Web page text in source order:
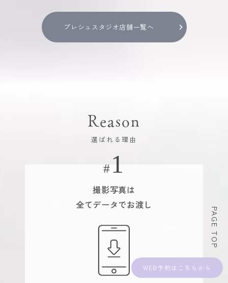
WEB予約
プレシュスタジオ店舗一覧へ
Reason
選ばれる理由
撮影写真は
全てデータでお渡し
PAGE TOP